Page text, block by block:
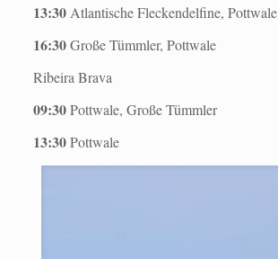
13:30 Atlantische Fleckendelfine, Pottwale
16:30Große Tümmler, Pottwale
Ribeira Brava
09:30Pottwale, Große Tümmler
13:30Pottwale